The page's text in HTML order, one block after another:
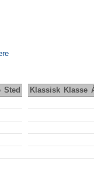
Sted Klassisk Klasse